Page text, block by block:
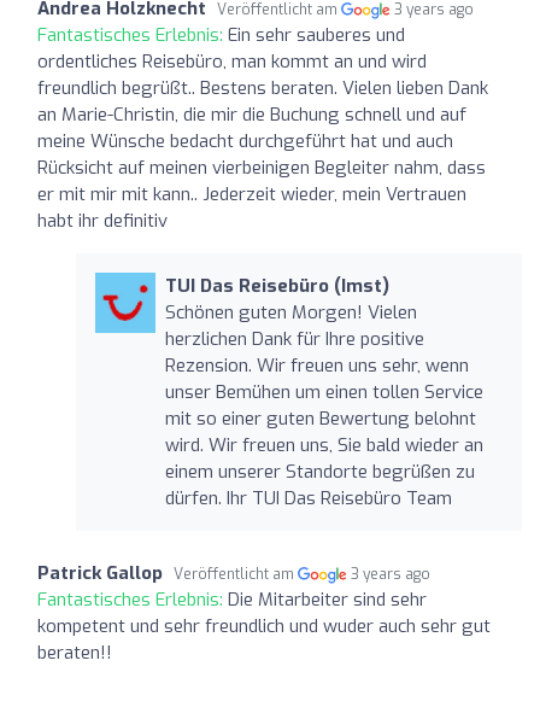
Andrea Holzknecht Veröffentlicht am 3 years ago
Fantastisches Erlebnis: Ein sehr sauberes und
ordentliches Reisebüro, man kommt an und wird
freundlich begrüßt.. Bestens beraten. Vielen lieben Dank
an Marie-Christin, die mir die Buchung schnell und auf
meine Wünsche bedacht durchgeführt hat und auch
Rücksicht auf meinen vierbeinigen Begleiter nahm, dass
er mit mir mit kann.. Jederzeit wieder, mein Vertrauen
habt ihr definitiv
TUI Das Reisebüro (Imst)
Schönen guten Morgen! Vielen
herzlichen Dank für Ihre positive
Rezension. Wir freuen uns sehr, wenn
unser Bemühen um einen tollen Service
mit so einer guten Bewertung belohnt
wird. Wir freuen uns, Sie bald wieder an
einem unserer Standorte begrüßen zu
dürfen. Ihr TUI Das Reisebüro Team
Patrick Gallop Veröffentlicht am 3 years ago
Fantastisches Erlebnis: Die Mitarbeiter sind sehr
kompetent und sehr freundlich und wuder auch sehr gut
beraten!!